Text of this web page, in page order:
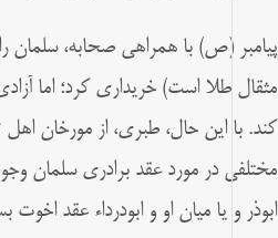
مثقال طلا است) خریداری کرد؛ اما
کند. با این حال، طبری، از مورخان
مختلفی در مورد عقد برادری سلمان
ابوذر و یا میان او و ابودرداء عقد اخوت